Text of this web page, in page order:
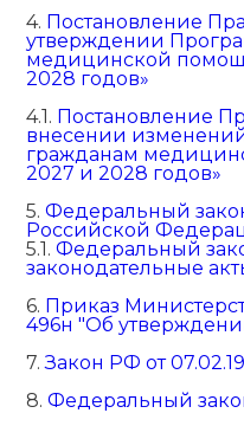
4. Постановление
утверждении
медицинской
2028 годов»
4.1. Постановление
внесении изменений
гражданам
2027 и 2028 годов»
5. Федеральный
Российской
5.1. Федеральный
законодательные
6. Приказ
496н "Об
7.Закон РФ от
8. Федеральный